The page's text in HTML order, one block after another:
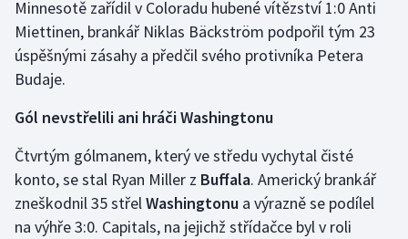
Vodní slalom
Volejbal
Ostatní
Minnesotě zařídil v Coloradu hubené vítězství 1:0 Anti
Miettinen, brankář Niklas Bäckström podpořil tým 23
úspěšnými zásahy a předčil svého protivníka Petera
Budaje.
Gól nevstřelili ani hráči Washingtonu
Čtvrtým gólmanem, který ve středu vychytal čisté
konto, se stal Ryan Miller z Buffala. Americký brankář
zneškodnil 35 střelWashingtonu a výrazně se podílel
na výhře 3:0. Capitals, na jejichž střídačce byl v roli